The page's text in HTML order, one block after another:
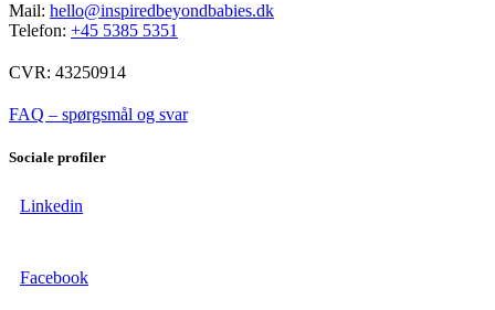
Mail: hello@inspiredbeyondbabies.dk
Telefon: +45 5385 5351
CVR: 43250914
FAQ – spørgsmål og svar
Sociale profiler
Linkedin
Facebook